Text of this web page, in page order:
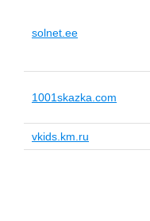
solnet.ee
1001skazka.com
vkids.km.ru